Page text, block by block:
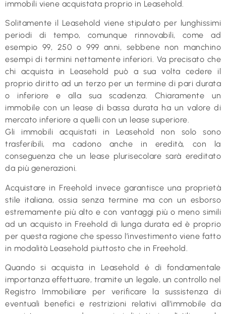
immobili viene acquistata proprio in Leasehold.
Solitamente il Leasehold viene stipulato per lunghissimi
periodi di tempo, comunque rinnovabili, come ad
esempio 99, 250 o 999 anni, sebbene non manchino
esempi di termini nettamente inferiori. Va precisato che
chi acquista in Leasehold può a sua volta cedere il
proprio diritto ad un terzo per un termine di pari durata
o inferiore e alla sua scadenza. Chiaramente un
immobile con un lease di bassa durata ha un valore di
mercato inferiore a quelli con un lease superiore.
Gli immobili acquistati in Leasehold non solo sono
trasferibili, ma cadono anche in eredità, con la
conseguenza che un lease plurisecolare sarà ereditato
da più generazioni.
Acquistare in Freehold invece garantisce una proprietà
stile italiana, ossia senza termine ma con un esborso
estremamente più alto e con vantaggi più o meno simili
ad un acquisto in Freehold di lunga durata ed è proprio
per questa ragione che spesso l’investimento viene fatto
in modalità Leasehold piuttosto che in Freehold.
Quando si acquista in Leasehold é di fondamentale
importanza effettuare, tramite un legale, un controllo nel
Registro Immobiliare per verificare la sussistenza di
eventuali benefici e restrizioni relativi all’immobile da